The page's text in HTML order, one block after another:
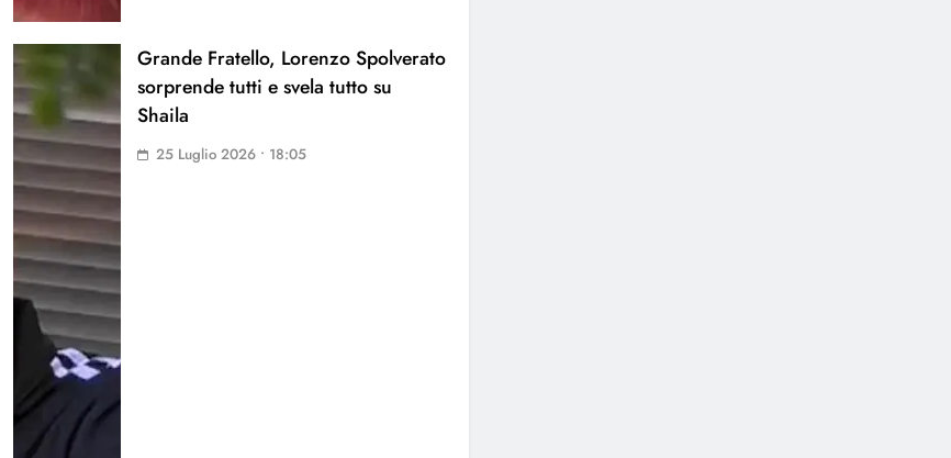
Grande Fratello, Lorenzo Spolverato
sorprende tutti e svela tutto su
Shaila
25 Luglio 2026 • 18:05